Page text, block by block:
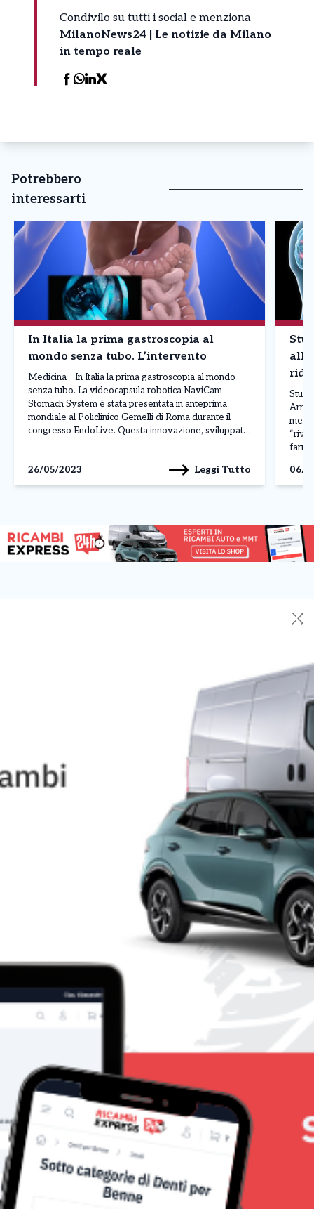
Condivilo su tutti i social e menziona
MilanoNews24 | Le notizie da Milano
in tempo reale
Potrebbero
interessarti
In Italia la prima gastroscopia al
mondo senza tubo. L’intervento
Medicina – In Italia la prima gastroscopia al mondo
senza tubo. La videocapsula robotica NaviCam
Stomach System è stata presentata in anteprima
mondiale al Policlinico Gemelli di Roma durante il
congresso EndoLive. Questa innovazione, sviluppata
videocapsula che si muove autonomamente […]
26/05/2023 Leggi Tutto 06/
✕